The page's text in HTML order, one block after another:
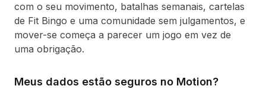
com o seu movimento, batalhas semanais, cartelas
de Fit Bingo e uma comunidade sem julgamentos, e
mover-se começa a parecer um jogo em vez de
uma obrigação.
Meus dados estão seguros no Motion?